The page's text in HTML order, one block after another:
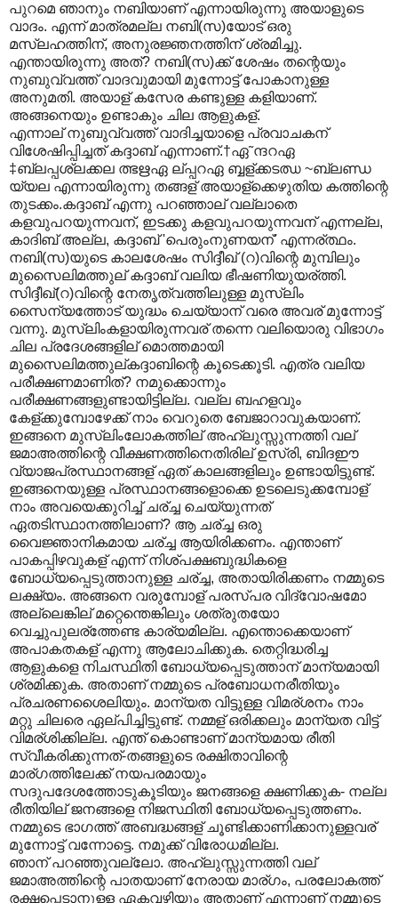
പുറമെ ഞാനും നബിയാണ് എന്നായിരുന്നു അയാളുടെ
വാദം. എന്ന് മാത്രമല്ല നബി(സ)യോട് ഒരു
മസ്ലഹത്തിന്, അനുരജ്ഞനത്തിന് ശ്രമിച്ചു.
എന്തായിരുന്നു അത്? നബി(സ)ക്ക് ശേഷം തന്റെയും
നുബുവ്വത്ത് വാദവുമായി മുന്നോട്ട് പോകാനുള്ള
അനുമതി. അയാള് കസേര കണ്ടുള്ള കളിയാണ്.
അങ്ങനെയും ഉണ്ടാകും ചില ആളുകള്.
എന്നാല് നുബുവ്വത്ത് വാദിച്ചയാളെ പ്രവാചകന്
വിശേഷിപ്പിച്ചത് കദ്ദാബ് എന്നാണ്.†ഏ˜ന്ദറഏ
‡ബ്ലപ്പശ്ലക്കല ത്ഭഋഏ ല്പ്പറഏ ബ്ബള്ക്കടഝ ~ബ്ലണ്ഡ
യ്യല എന്നായിരുന്നു തങ്ങള് അയാള്ക്കെഴുതിയ കത്തിന്റെ
തുടക്കം.കദ്ദാബ് എന്നു പറഞ്ഞാല് വല്ലാതെ
കളവുപറയുന്നവന്, ഇടക്കു കളവുപറയുന്നവന് എന്നല്ല,
കാദിബ് അല്ല, കദ്ദാബ് 'പെരുംനുണയന്' എന്നര്ത്ഥം.
നബി(സ)യുടെ കാലശേഷം സിദ്ദീഖ് (റ)വിന്റെ മുമ്പിലും
മുസൈലിമത്തുല് കദ്ദാബ് വലിയ ഭീഷണിയുയര്ത്തി.
സിദ്ദീഖ്(റ)വിന്റെ നേതൃത്വത്തിലുള്ള മുസ്ലിം
സൈന്യത്തോട് യുദ്ധം ചെയ്യാന് വരെ അവര് മുന്നോട്ട്
വന്നു. മുസ്ലിംകളായിരുന്നവര് തന്നെ വലിയൊരു വിഭാഗം
ചില പ്രദേശങ്ങളില് മൊത്തമായി
മുസൈലിമത്തുല്കദ്ദാബിന്റെ കൂടെക്കൂടി. എത്ര വലിയ
പരീക്ഷണമാണിത്? നമുക്കൊന്നും
പരീക്ഷണങ്ങളുണ്ടായിട്ടില്ല. വല്ല ബഹളവും
കേള്ക്കുമ്പോഴേക്ക് നാം വെറുതെ ബേജാറാവുകയാണ്.
ഇങ്ങനെ മുസ്ലിംലോകത്തില് അഹ്ലുസ്സുന്നത്തി വല്
ജമാഅത്തിന്റെ വീക്ഷണത്തിനെതിരില് ഉസ്രി, ബിദഈ
വ്യാജപ്രസ്ഥാനങ്ങള് ഏത് കാലങ്ങളിലും ഉണ്ടായിട്ടുണ്ട്.
ഇങ്ങനെയുള്ള പ്രസ്ഥാനങ്ങളൊക്കെ ഉടലെടുക്കമ്പോള്
നാം അവയെക്കുറിച്ച് ചര്ച്ച ചെയ്യുന്നത്
ഏതടിസ്ഥാനത്തിലാണ്? ആ ചര്ച്ച ഒരു
വൈജ്ഞാനികമായ ചര്ച്ച ആയിരിക്കണം. എന്താണ്
പാകപ്പിഴവുകള് എന്ന് നിശ്പക്ഷബുദ്ധികളെ
ബോധ്യപ്പെടുത്താനുള്ള ചര്ച്ച, അതായിരിക്കണം നമ്മുടെ
ലക്ഷ്യം. അങ്ങനെ വരുമ്പോള് പരസ്പര വിദ്വോഷമോ
അല്ലെങ്കില് മറ്റെന്തെങ്കിലും ശത്രുതയോ
വെച്ചുപുലര്ത്തേണ്ട കാര്യമില്ല. എന്തൊക്കെയാണ്
അപാകതകള് എന്നു ആലോചിക്കുക. തെറ്റിദ്ധരിച്ച
ആളുകളെ നിചസ്ഥിതി ബോധ്യപ്പെടുത്താന് മാന്യമായി
ശ്രമിക്കുക. അതാണ് നമ്മുടെ പ്രബോധനരീതിയും
പ്രചരണശൈലിയും. മാന്യത വിട്ടുള്ള വിമര്ശനം നാം
മറ്റു ചിലരെ ഏല്പിച്ചിട്ടുണ്ട്. നമ്മള് ഒരിക്കലും മാന്യത വിട്ട്
വിമര്ശിക്കില്ല. എന്ത് കൊണ്ടാണ് മാന്യമായ രീതി
സ്വീകരിക്കുന്നത്-തങ്ങളുടെ രക്ഷിതാവിന്റെ
മാര്ഗത്തിലേക്ക് നയപരമായും
സദുപദേശത്തോടുകൂടിയും ജനങ്ങളെ ക്ഷണിക്കുക- നല്ല
രീതിയില് ജനങ്ങളെ നിജസ്ഥിതി ബോധ്യപ്പെടുത്തണം.
നമ്മുടെ ഭാഗത്ത് അബദ്ധങ്ങള് ചൂണ്ടിക്കാണിക്കാനുള്ളവര്
മുന്നോട്ട് വന്നോട്ടെ. നമുക്ക് വിരോധമില്ല.
ഞാന് പറഞ്ഞുവല്ലോ. അഹ്ലുസ്സുന്നത്തി വല്
ജമാഅത്തിന്റെ പാതയാണ് നേരായ മാര്ഗം, പരലോകത്ത്
രക്ഷപ്പെടാനുള്ള ഏകവഴിയും അതാണ് എന്നാണ് നമ്മുടെ